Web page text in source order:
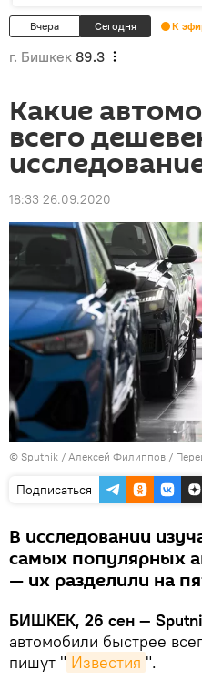
Вчера Сегодня К
г. Бишкек 89.3
Какие
всего
18:33 26.09.2020
© Sputnik / Алексей Филиппов /
Подписаться
В исследовании
самых популярных
— их разделили на
БИШКЕК, 26 сен —
автомобили быстрее
пишут " Известия ".